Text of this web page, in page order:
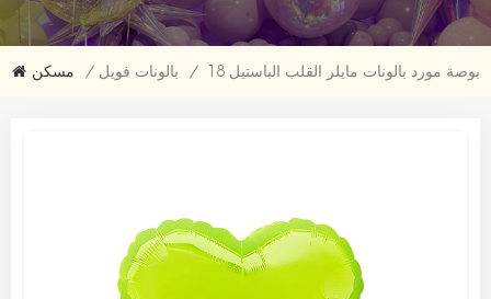
مسكن / بالونات فويل / 18 بوصة مورد بالونات مايلر القلب الباستيل